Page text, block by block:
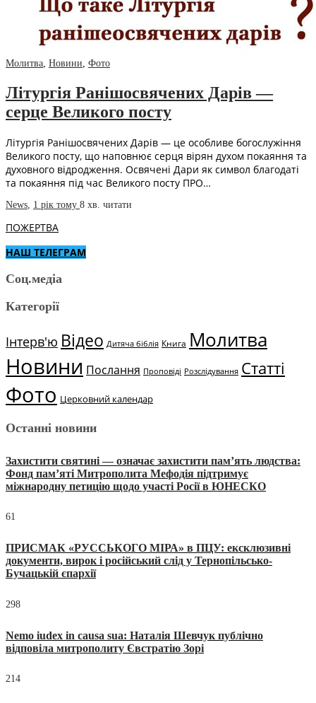
Молитва, Новини, Фото
Літургія Ранішосвячених Дарів —
серце Великого посту
Літургія Ранішосвячених Дарів — це особливе богослужіння
Великого посту, що наповнює серця вірян духом покаяння та
духовного відродження. Освячені Дари як символ благодаті
та покаяння під час Великого посту ПРО…
News 1 рік тому 8 хв. читати
ПОЖЕРТВА
НАШ ТЕЛЕГРАМ
Соц.медіа
Категорії
Інтерв'ю Відео Дитяча біблія Книга Молитва
Новини Послання Проповіді Розслідування Статті
Фото Церковний календар
Останні новини
Захистити святині — означає захистити пам’ять людства:
Фонд пам’яті Митрополита Мефодія підтримує
міжнародну петицію щодо участі Росії в ЮНЕСКО
61
ПРИСМАК «РУССЬКОГО МІРА» в ПЦУ: ексклюзивні
документи, вирок і російський слід у Тернопільсько-
Бучацькій єпархії
298
Nemo iudex in causa sua: Наталія Шевчук публічно
відповіла митрополиту Євстратію Зорі
214